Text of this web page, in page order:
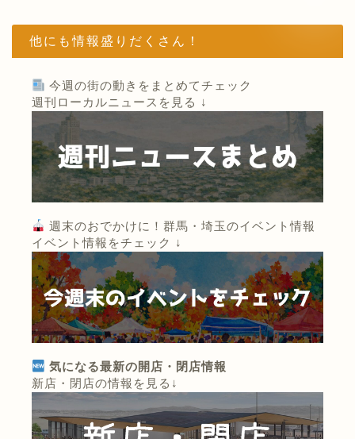
他にも情報盛りだくさん！
今週の街の動きをまとめてチェック
週刊ローカルニュースを見る ↓
週末のおでかけに！群馬・埼玉のイベント情報
イベント情報をチェック ↓
気になる最新の開店・閉店情報
新店・閉店の情報を見る↓